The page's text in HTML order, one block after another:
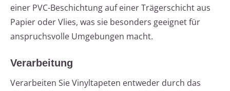
einer PVC-Beschichtung auf einer Trägerschicht aus
Papier oder Vlies, was sie besonders geeignet für
anspruchsvolle Umgebungen macht.
Verarbeitung
Verarbeiten Sie Vinyltapeten entweder durch das